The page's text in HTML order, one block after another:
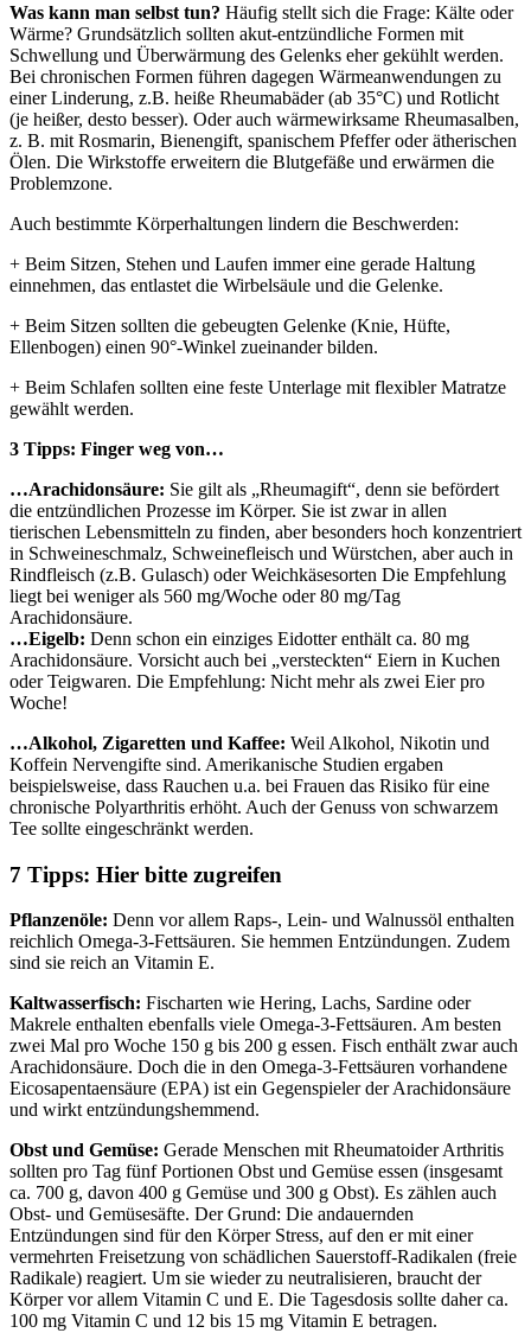
Was kann man selbst tun? Häufig stellt sich die Frage: Kälte oder
Wärme? Grundsätzlich sollten akut-entzündliche Formen mit
Schwellung und Überwärmung des Gelenks eher gekühlt werden.
Bei chronischen Formen führen dagegen Wärmeanwendungen zu
einer Linderung, z.B. heiße Rheumabäder (ab 35°C) und Rotlicht
(je heißer, desto besser). Oder auch wärmewirksame Rheumasalben,
z. B. mit Rosmarin, Bienengift, spanischem Pfeffer oder ätherischen
Ölen. Die Wirkstoffe erweitern die Blutgefäße und erwärmen die
Problemzone.
Auch bestimmte Körperhaltungen lindern die Beschwerden:
+ Beim Sitzen, Stehen und Laufen immer eine gerade Haltung
einnehmen, das entlastet die Wirbelsäule und die Gelenke.
+ Beim Sitzen sollten die gebeugten Gelenke (Knie, Hüfte,
Ellenbogen) einen 90°-Winkel zueinander bilden.
+ Beim Schlafen sollten eine feste Unterlage mit flexibler Matratze
gewählt werden.
3 Tipps: Finger weg von…
…Arachidonsäure: Sie gilt als „Rheumagift“, denn sie befördert
die entzündlichen Prozesse im Körper. Sie ist zwar in allen
tierischen Lebensmitteln zu finden, aber besonders hoch konzentriert
in Schweineschmalz, Schweinefleisch und Würstchen, aber auch in
Rindfleisch (z.B. Gulasch) oder Weichkäsesorten Die Empfehlung
liegt bei weniger als 560 mg/Woche oder 80 mg/Tag
Arachidonsäure.
…Eigelb: Denn schon ein einziges Eidotter enthält ca. 80 mg
Arachidonsäure. Vorsicht auch bei „versteckten“ Eiern in Kuchen
oder Teigwaren. Die Empfehlung: Nicht mehr als zwei Eier pro
Woche!
…Alkohol, Zigaretten und Kaffee: Weil Alkohol, Nikotin und
Koffein Nervengifte sind. Amerikanische Studien ergaben
beispielsweise, dass Rauchen u.a. bei Frauen das Risiko für eine
chronische Polyarthritis erhöht. Auch der Genuss von schwarzem
Tee sollte eingeschränkt werden.
7 Tipps: Hier bitte zugreifen
Pflanzenöle: Denn vor allem Raps-, Lein- und Walnussöl enthalten
reichlich Omega-3-Fettsäuren. Sie hemmen Entzündungen. Zudem
sind sie reich an Vitamin E.
Kaltwasserfisch: Fischarten wie Hering, Lachs, Sardine oder
Makrele enthalten ebenfalls viele Omega-3-Fettsäuren. Am besten
zwei Mal pro Woche 150 g bis 200 g essen. Fisch enthält zwar auch
Arachidonsäure. Doch die in den Omega-3-Fettsäuren vorhandene
Eicosapentaensäure (EPA) ist ein Gegenspieler der Arachidonsäure
und wirkt entzündungshemmend.
Obst und Gemüse: Gerade Menschen mit Rheumatoider Arthritis
sollten pro Tag fünf Portionen Obst und Gemüse essen (insgesamt
ca. 700 g, davon 400 g Gemüse und 300 g Obst). Es zählen auch
Obst- und Gemüsesäfte. Der Grund: Die andauernden
Entzündungen sind für den Körper Stress, auf den er mit einer
vermehrten Freisetzung von schädlichen Sauerstoff-Radikalen (freie
Radikale) reagiert. Um sie wieder zu neutralisieren, braucht der
Körper vor allem Vitamin C und E. Die Tagesdosis sollte daher ca.
100 mg Vitamin C und 12 bis 15 mg Vitamin E betragen.